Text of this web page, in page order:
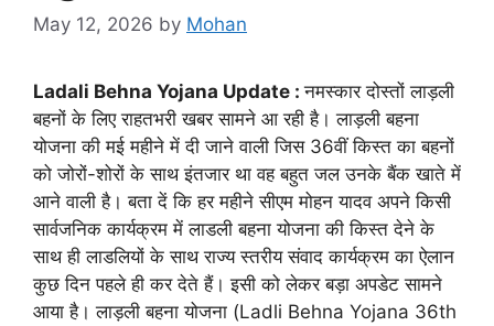
May 12, 2026 by Mohan
Ladali Behna Yojana Update :नमस्कार दोस्तों लाड़ली
बहनों के लिए राहतभरी खबर सामने आ रही है। लाड़ली बहना
योजना की मई महीने में दी जाने वाली जिस 36वीं किस्त का बहनों
को जोरों-शोरों के साथ इंतजार था वह बहुत जल उनके बैंक खाते में
आने वाली है। बता दें कि हर महीने सीएम मोहन यादव अपने किसी
सार्वजनिक कार्यक्रम में लाडली बहना योजना की किस्त देने के
साथ ही लाडलियों के साथ राज्य स्तरीय संवाद कार्यक्रम का ऐलान
कुछ दिन पहले ही कर देते हैं। इसी को लेकर बड़ा अपडेट सामने
आया है। लाड़ली बहना योजना (Ladli Behna Yojana 36th